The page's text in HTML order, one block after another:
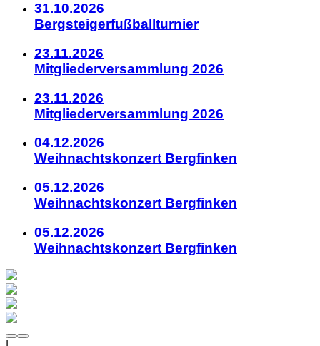
31.10.2026
Bergsteigerfußballturnier
23.11.2026
Mitgliederversammlung 2026
23.11.2026
Mitgliederversammlung 2026
04.12.2026
Weihnachtskonzert Bergfinken
05.12.2026
Weihnachtskonzert Bergfinken
05.12.2026
Weihnachtskonzert Bergfinken